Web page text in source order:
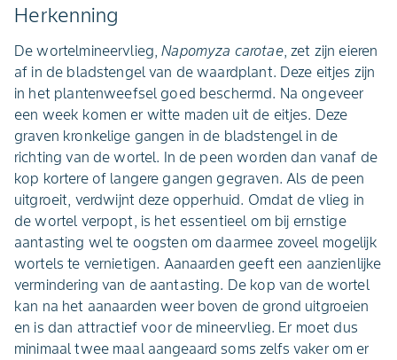
Herkenning
De wortelmineervlieg,Napomyza carotae, zet zijn eieren
af in de bladstengel van de waardplant. Deze eitjes zijn
in het plantenweefsel goed beschermd. Na ongeveer
een week komen er witte maden uit de eitjes. Deze
graven kronkelige gangen in de bladstengel in de
richting van de wortel. In de peen worden dan vanaf de
kop kortere of langere gangen gegraven. Als de peen
uitgroeit, verdwijnt deze opperhuid. Omdat de vlieg in
de wortel verpopt, is het essentieel om bij ernstige
aantasting wel te oogsten om daarmee zoveel mogelijk
wortels te vernietigen. Aanaarden geeft een aanzienlijke
vermindering van de aantasting. De kop van de wortel
kan na het aanaarden weer boven de grond uitgroeien
en is dan attractief voor de mineervlieg. Er moet dus
minimaal twee maal aangeaard soms zelfs vaker om er